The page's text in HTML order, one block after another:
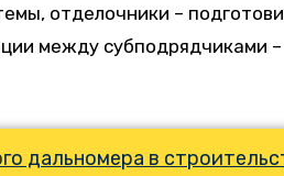
отделочники –
между субподрядчиками
дальномера в